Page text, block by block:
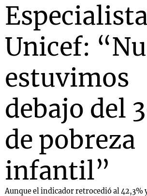
Unicef:
estuvimos
debajo del
de pobreza
infantil”
Aunque el indicador retrocedió al 42,3%